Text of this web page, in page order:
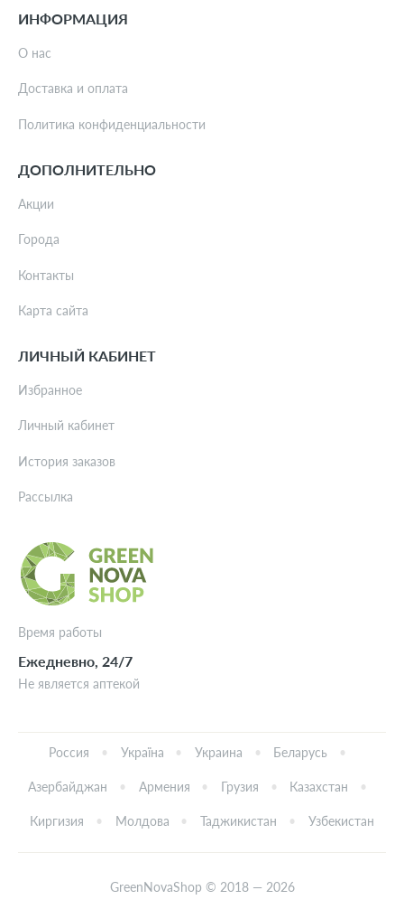
Время работы
Ежедневно, 24/7
Не является аптекой
ИНФОРМАЦИЯ
О нас
Доставка и оплата
Политика конфиденциальности
ДОПОЛНИТЕЛЬНО
Акции
Города
Контакты
Карта сайта
ЛИЧНЫЙ КАБИНЕТ
Избранное
Личный кабинет
История заказов
Рассылка
Россия Україна Украина Беларусь
Азербайджан Армения Грузия Казахстан
Киргизия Молдова Таджикистан Узбекистан
GreenNovaShop © 2018 — 2026